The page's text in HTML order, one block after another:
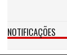
NOTIFICAÇÕES